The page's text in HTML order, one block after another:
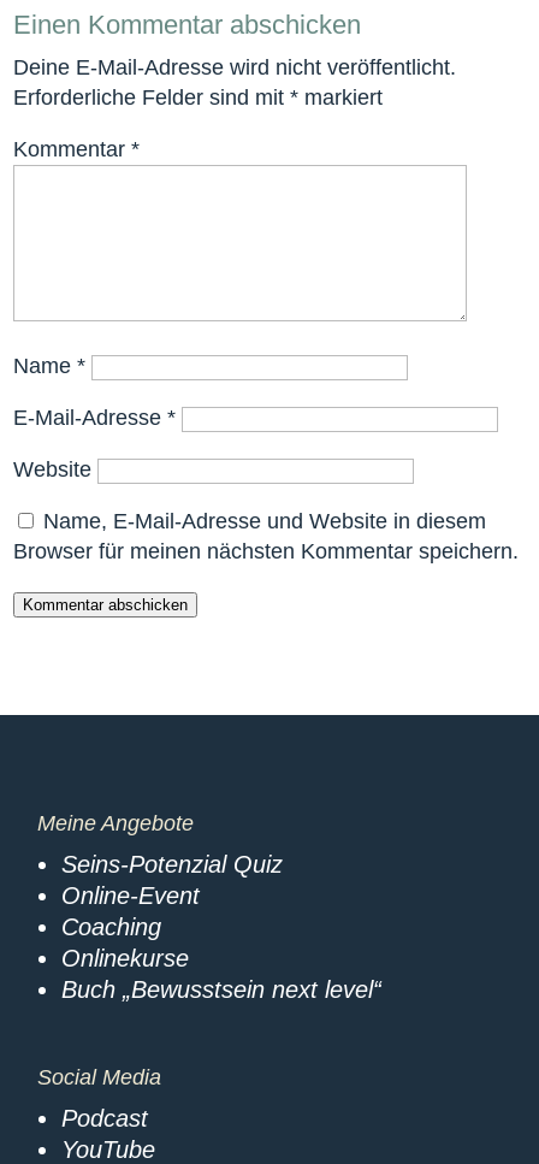
Einen Kommentar abschicken
Deine E-Mail-Adresse wird nicht veröffentlicht.
Erforderliche Felder sind mit* markiert
Kommentar*
Name*
E-Mail-Adresse*
Website
Name, E-Mail-Adresse und Website in diesem
Browser für meinen nächsten Kommentar speichern.
Kommentar abschicken
Meine Angebote
Seins-Potenzial Quiz
Online-Event
Coaching
Onlinekurse
Buch „Bewusstsein next level“
Social Media
Podcast
YouTube